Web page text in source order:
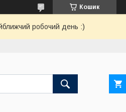
Кошик
робочий день :)